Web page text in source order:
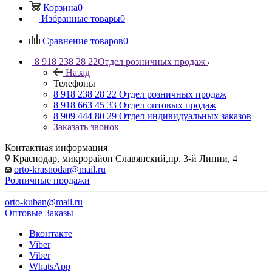
Корзина0
Избранные товары0
Сравнение товаров0
8 918 238 28 22Отдел розничных продаж
Назад
Телефоны
8 918 238 28 22 Отдел розничных продаж
8 918 663 45 33 Отдел оптовых продаж
8 909 444 80 29 Отдел индивидуальных заказов
Заказать звонок
Контактная информация
Краснодар, микрорайон Славянский,пр. 3-й Линии, 4
orto-krasnodar@mail.ru
Розничные продажи
orto-kuban@mail.ru
Оптовые Заказы
Вконтакте
Viber
Viber
WhatsApp